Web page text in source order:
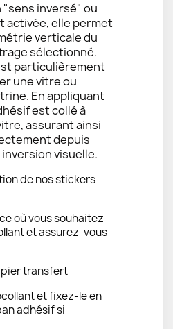
inversé" ou
activée, elle permet
verticale du
sélectionné.
particulièrement
une vitre ou
En appliquant
est collé à
assurant ainsi
depuis
visuelle.
de nos stickers
où vous souhaitez
et assurez-vous
transfert
et fixez-le en
adhésif si